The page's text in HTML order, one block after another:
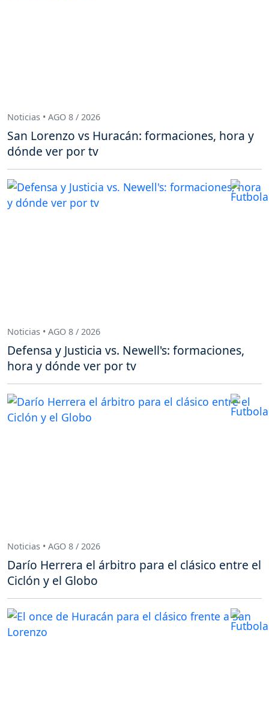
Noticias • AGO 8 / 2026
San Lorenzo vs Huracán: formaciones, hora y
dónde ver por tv
Noticias • AGO 8 / 2026
Defensa y Justicia vs. Newell's: formaciones,
hora y dónde ver por tv
Noticias • AGO 8 / 2026
Darío Herrera el árbitro para el clásico entre el
Ciclón y el Globo